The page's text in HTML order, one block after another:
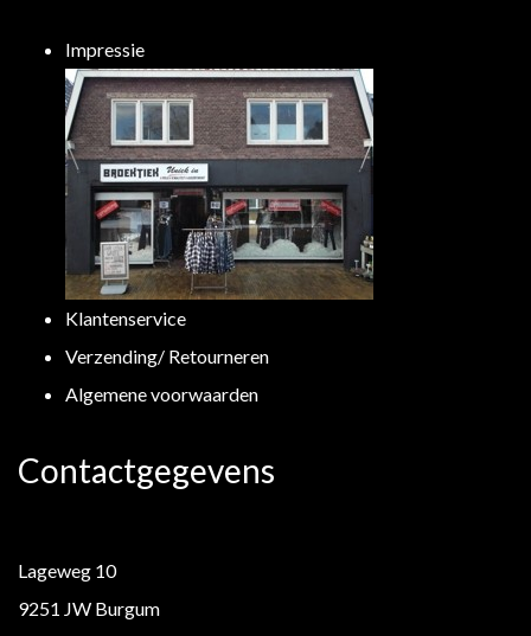
Impressie
Klantenservice
Verzending/ Retourneren
Algemene voorwaarden
Contactgegevens
Lageweg 10
9251 JW Burgum